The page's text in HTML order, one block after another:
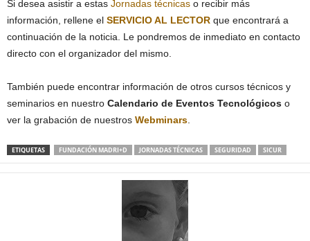
Si desea asistir a estas Jornadas técnicas o recibir más
información, rellene el SERVICIO AL LECTOR que encontrará a
continuación de la noticia. Le pondremos de inmediato en contacto
directo con el organizador del mismo.
También puede encontrar información de otros cursos técnicos y
seminarios en nuestro Calendario de Eventos Tecnológicos o
ver la grabación de nuestros Webminars
ETIQUETAS FUNDACIÓN MADRI+D JORNADAS TÉCNICAS SEGURIDAD SICUR